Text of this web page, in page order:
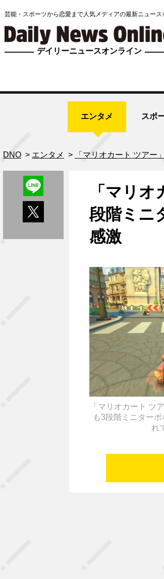
芸能・スポーツから恋愛まで人気メディアの最新ニュース
デイリーニュースオンライン
エンタメ スポ
DNO > エンタメ > 「マリオカート ツア
「マリ
段階ミニ
感激
「マリオカート ツ
も3段階ミニター
れ